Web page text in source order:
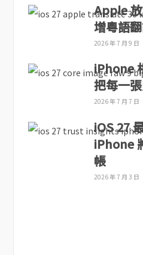
Apple
增粵語
2026 年 7 月 9 日
iPhone
把每一
2026 年 7 月 7 日
iOS 27
iPhone
帳
2026 年 7 月 3 日